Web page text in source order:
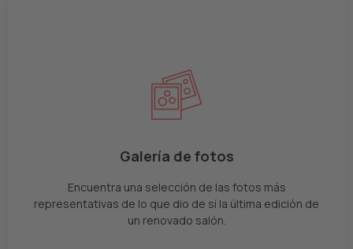
Galería de fotos
Encuentra una selección de las fotos más
representativas de lo que dio de sí la última edición de
un renovado salón.